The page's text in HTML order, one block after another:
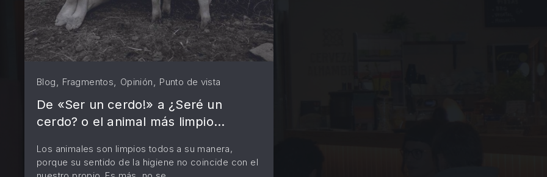
Blog Fragmentos Opinión Punto de vista
De «Ser un cerdo!» a ¿Seré un
cerdo? o el animal más limpio…
Los animales son limpios todos a su manera,
porque su sentido de la higiene no coincide con el
PREVIOUS